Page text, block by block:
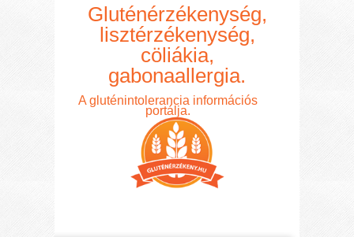
Gluténérzékenység,
lisztérzékenység,
cöliákia,
gabonaallergia.
A gluténintolerancia információs
portálja.